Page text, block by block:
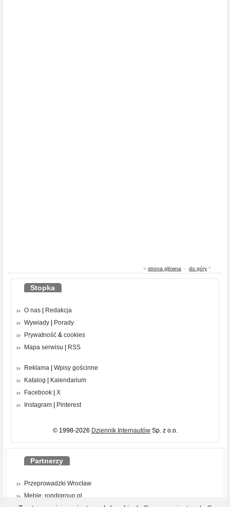
« strona główna - do góry ^
Stopka
O nas
Redakcja
Wywiady
Porady
Prywatność & cookies
Mapa serwisu
RSS
Reklama
Wpisy gościnne
Katalog
Kalendarium
Facebook
X
Instagram
Pinterest
© 1998-2026 Dziennik InternautówSp. z o.o.
Partnerzy
Przeprowadzki Wrocław
Meble: rondigroup.pl